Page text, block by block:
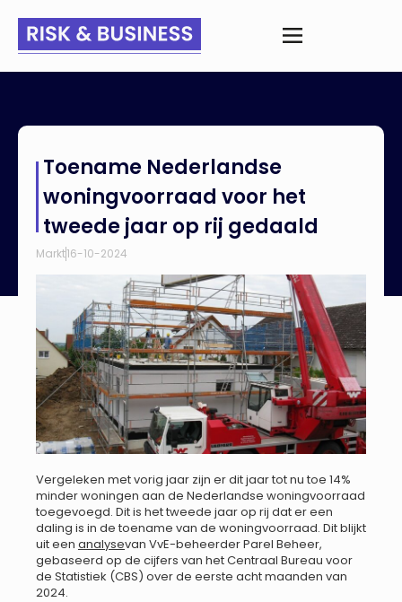
voor het tweede jaar op rij gedaald
Toename Nederlandse
woningvoorraad voor het
tweede jaar op rij gedaald
Markt16-10-2024
Vergeleken met vorig jaar zijn er dit jaar tot nu toe 14%
minder woningen aan de Nederlandse woningvoorraad
toegevoegd. Dit is het tweede jaar op rij dat er een
daling is in de toename van de woningvoorraad. Dit blijkt
uit een analysevan VvE-beheerder Parel Beheer,
gebaseerd op de cijfers van het Centraal Bureau voor
de Statistiek (CBS) over de eerste acht maanden van
2024.